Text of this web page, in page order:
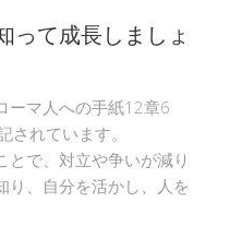
って成長しましょ
ーマ人への手紙12章6
れています。
とで、対立や争いが減り
り、自分を活かし、人を